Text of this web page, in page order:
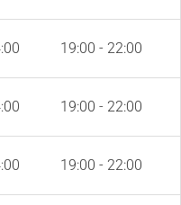
19:00 - 22:00
19:00 - 22:00
19:00 - 22:00